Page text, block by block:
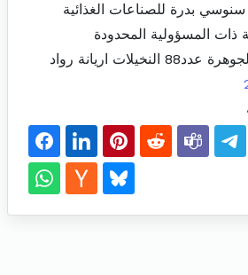
سنوسي بدرة للصناعات الغذائية
ذات المسؤولية المحدودة
النخيلات اريانة رواد